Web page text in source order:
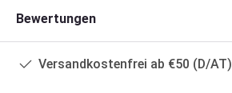
Bewertungen
Versandkostenfrei ab €50 (D/AT)